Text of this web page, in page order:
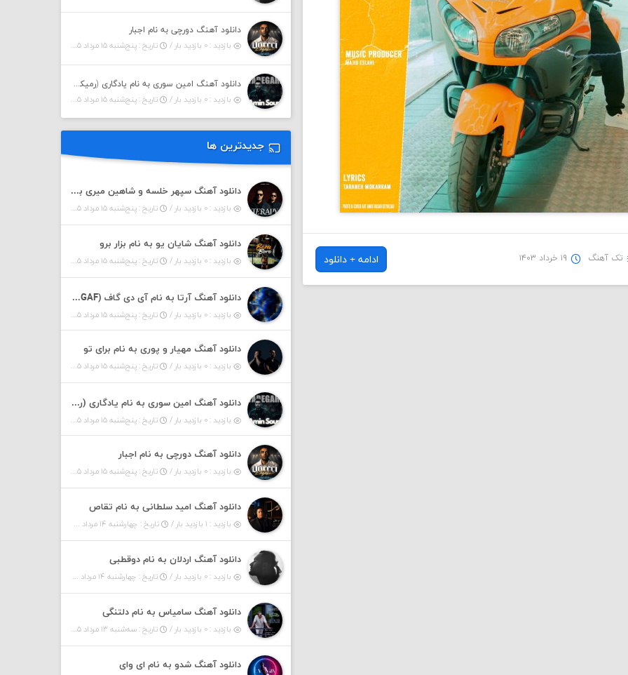
تک آهنگ ۱۹ خرداد ۱۴۰۳ ادامه + دانلود
دانلود آهنگ دورچی به نام اجبار
بازدید : ۰ بازدید بار /
تاریخ : پنج‌شنبه ۱۵ مرداد ۱۴۰۵
دانلود آهنگ امین سوری به نام یادگاری (رمیکس)
بازدید : ۰ بازدید بار /
تاریخ : پنج‌شنبه ۱۵ مرداد ۱۴۰۵
جدیدترین ها
دانلود آهنگ سپهر خلسه و شاهین میری به نام تراپی
بازدید : ۰ بازدید بار / تاریخ : پنج‌شنبه ۱۵ مرداد ۱۴۰۵
دانلود آهنگ شایان یو به نام بزار برو
بازدید : ۰ بازدید بار / تاریخ : پنج‌شنبه ۱۵ مرداد ۱۴۰۵
دانلود آهنگ آرتا به نام آی دی گاف (IDGAF)
بازدید : ۰ بازدید بار / تاریخ : پنج‌شنبه ۱۵ مرداد ۱۴۰۵
دانلود آهنگ مهیار و پوری به نام برای تو
بازدید : ۰ بازدید بار / تاریخ : پنج‌شنبه ۱۵ مرداد ۱۴۰۵
دانلود آهنگ امین سوری به نام یادگاری (رمیکس)
بازدید : ۰ بازدید بار / تاریخ : پنج‌شنبه ۱۵ مرداد ۱۴۰۵
دانلود آهنگ دورچی به نام اجبار
بازدید : ۰ بازدید بار / تاریخ : پنج‌شنبه ۱۵ مرداد ۱۴۰۵
دانلود آهنگ امید سلطانی به نام تقاص
بازدید : ۱ بازدید بار / تاریخ : چهارشنبه ۱۴ مرداد ۱۴۰۵
دانلود آهنگ اردلان به نام دوقطبی
بازدید : ۰ بازدید بار / تاریخ : چهارشنبه ۱۴ مرداد ۱۴۰۵
دانلود آهنگ سامیاس به نام دلتنگی
بازدید : ۰ بازدید بار / تاریخ : سه‌شنبه ۱۳ مرداد ۱۴۰۵
دانلود آهنگ شدو به نام ای وای